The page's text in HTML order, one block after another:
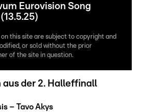
Eurovision Song
on this site are subject to copyright and
or sold without the prior
of the site in question.
aus der 2. Halleffinall
– Tavo Akys